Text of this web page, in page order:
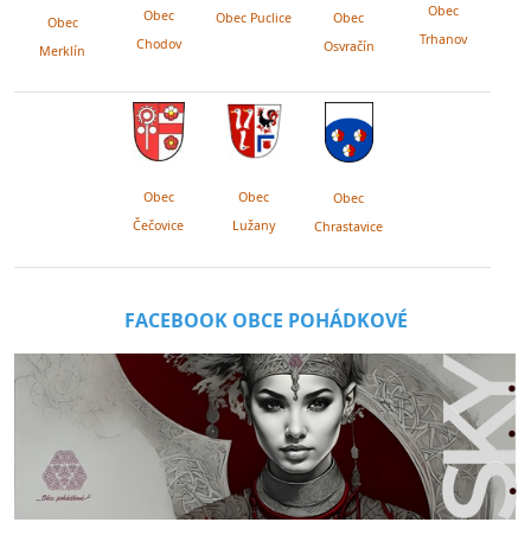
Obec
Merklín
Obec
Chodov
Obec Puclice
Obec
Osvračín
Obec
Trhanov
Obec
Čečovice
Obec
Lužany
Obec
Chrastavice
FACEBOOK OBCE POHÁDKOVÉ